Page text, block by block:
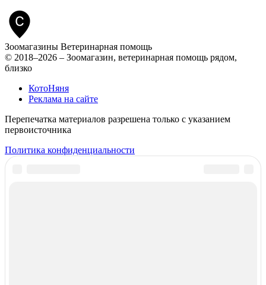
Зоомагазины Ветеринарная помощь
© 2018–2026 – Зоомагазин, ветеринарная помощь рядом,
близко
КотоНяня
Реклама на сайте
Перепечатка материалов разрешена только с указанием
первоисточника
Политика конфиденциальности